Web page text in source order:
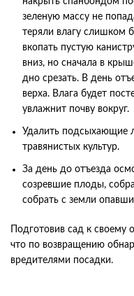
зеленую массу не
теряли влагу слишком
вкопать пустую
вниз, но сначала в
дно срезать. В день
верха. Влага будет
увлажнит почву вокруг.
Удалить подсыхающие
травянистых культур.
За день до отъезда
созревшие плоды,
собрать с земли
Подготовив сад к
что по возвращению
вредителями посадки.